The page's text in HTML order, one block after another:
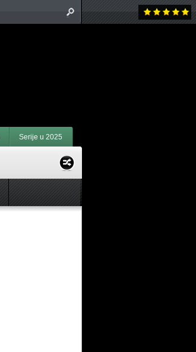
Serije u 2025